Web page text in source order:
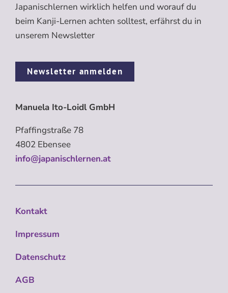
Japanischlernen wirklich helfen und worauf du
beim Kanji-Lernen achten solltest, erfährst du in
unserem Newsletter
Newsletter anmelden
Manuela Ito-Loidl GmbH
Pfaffingstraße 78
4802 Ebensee
info@japanischlernen.at
Kontakt
Impressum
Datenschutz
AGB